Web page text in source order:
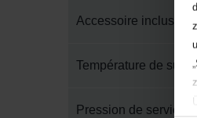
Accessoire inclus
Température de
Pression de service